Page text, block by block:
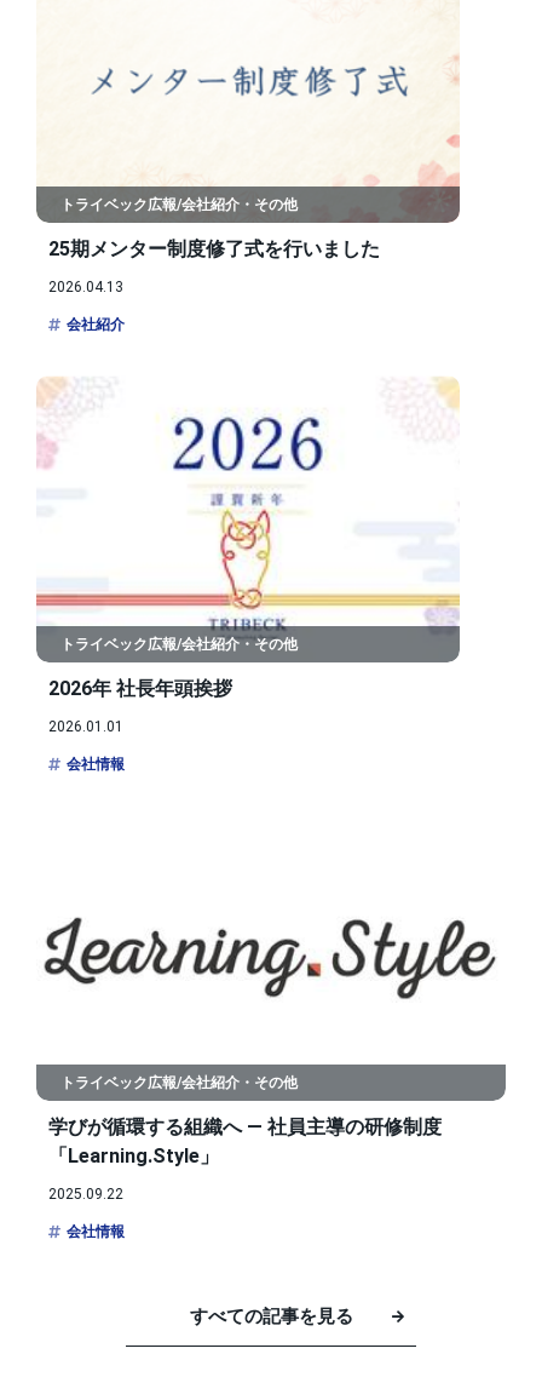
トライベック広報/会社紹介・その他
25期メンター制度修了式を行いました
2026.04.13
会社紹介
トライベック広報/会社紹介・その他
2026年 社長年頭挨拶
2026.01.01
会社情報
トライベック広報/会社紹介・その他
学びが循環する組織へ ― 社員主導の研修制度
「Learning.Style」
2025.09.22
会社情報
すべての記事を見る